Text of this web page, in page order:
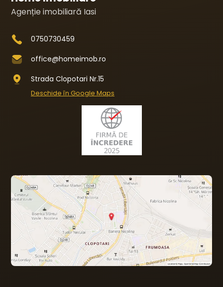
Agenție imobiliară Iasi
0750730459
office@homeimob.ro
Strada Clopotari Nr.15
Deschide în Google Maps